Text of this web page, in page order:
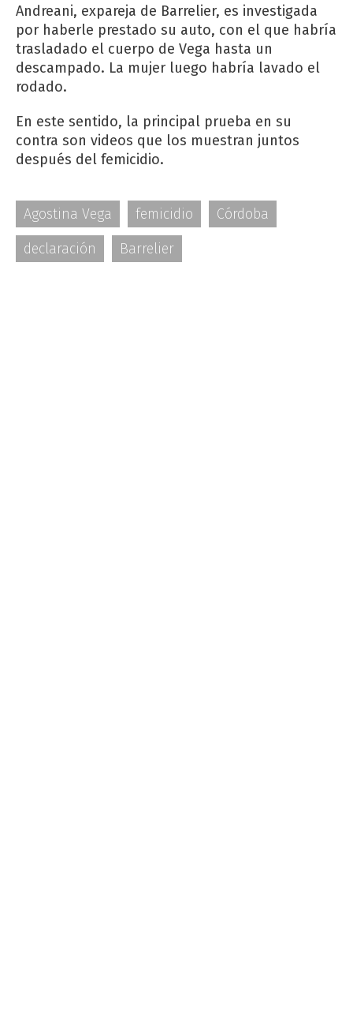
Andreani, expareja de Barrelier, es investigada
por haberle prestado su auto, con el que habría
trasladado el cuerpo de Vega hasta un
descampado. La mujer luego habría lavado el
rodado.
En este sentido, la principal prueba en su
contra son videos que los muestran juntos
después del femicidio.
Agostina Vega femicidio
Córdoba
declaración
Barrelier